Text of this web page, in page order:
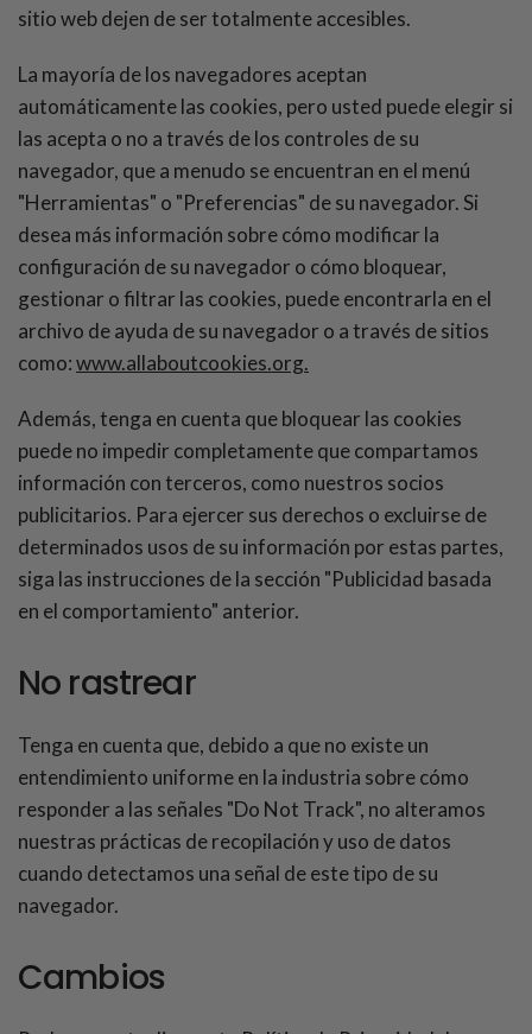
sitio web dejen de ser totalmente accesibles.
La mayoría de los navegadores aceptan
automáticamente las cookies, pero usted puede elegir si
las acepta o no a través de los controles de su
navegador, que a menudo se encuentran en el menú
"Herramientas" o "Preferencias" de su navegador. Si
desea más información sobre cómo modificar la
configuración de su navegador o cómo bloquear,
gestionar o filtrar las cookies, puede encontrarla en el
archivo de ayuda de su navegador o a través de sitios
como:www.allaboutcookies.org.
Además, tenga en cuenta que bloquear las cookies
puede no impedir completamente que compartamos
información con terceros, como nuestros socios
publicitarios. Para ejercer sus derechos o excluirse de
determinados usos de su información por estas partes,
siga las instrucciones de la sección "Publicidad basada
en el comportamiento" anterior.
No rastrear
Tenga en cuenta que, debido a que no existe un
entendimiento uniforme en la industria sobre cómo
responder a las señales "Do Not Track", no alteramos
nuestras prácticas de recopilación y uso de datos
cuando detectamos una señal de este tipo de su
navegador.
Cambios